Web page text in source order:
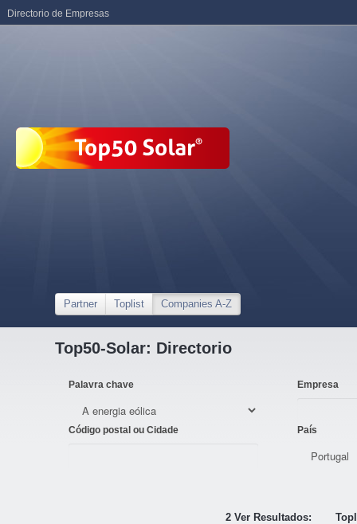
Partner Toplist Companies A-Z
Top50-Solar: Directorio
Palavra chave Empresa
Código postal ou Cidade País
2 Ver Resultados:
Directorio de Empresas